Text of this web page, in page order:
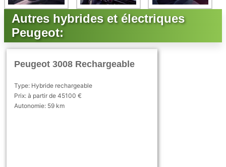
Autres hybrides et électriques
Peugeot:
Peugeot 3008 Rechargeable
Type: Hybride rechargeable
Prix: à partir de 45100 €
Autonomie: 59 km